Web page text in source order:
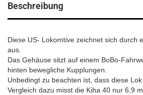
Beschreibung
Diese US- Lokomtive zeichnet sich durch
aus.
Das Gehäuse sitzt auf einem BoBo-
hinten bewegliche Kupplungen.
Unbedingt zu beachten ist, dass diese
Vergleich dazu misst die Kiha 40 nur 6,9